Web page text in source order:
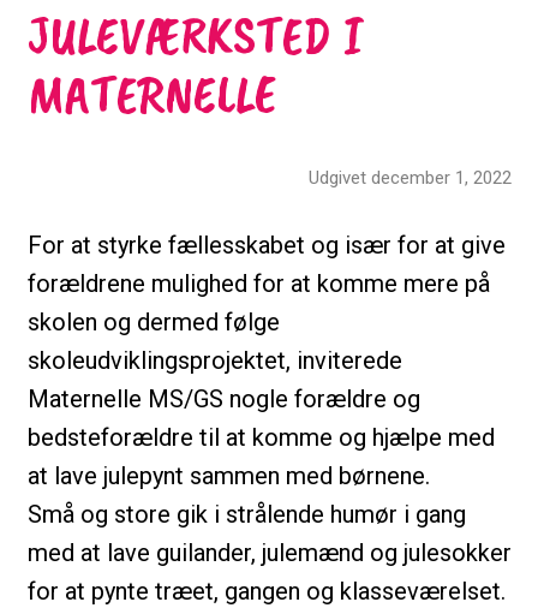
JULEVÆRKSTED I
MATERNELLE
Udgivet december 1, 2022
For at styrke fællesskabet og især for at give
forældrene mulighed for at komme mere på
skolen og dermed følge
skoleudviklingsprojektet, inviterede
Maternelle MS/GS nogle forældre og
bedsteforældre til at komme og hjælpe med
at lave julepynt sammen med børnene.
Små og store gik i strålende humør i gang
med at lave guilander, julemænd og julesokker
for at pynte træet, gangen og klasseværelset.